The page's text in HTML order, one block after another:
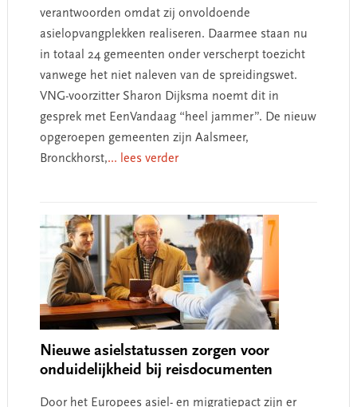
verantwoorden omdat zij onvoldoende
asielopvangplekken realiseren. Daarmee staan nu
in totaal 24 gemeenten onder verscherpt toezicht
vanwege het niet naleven van de spreidingswet.
VNG-voorzitter Sharon Dijksma noemt dit in
gesprek met EenVandaag “heel jammer”. De nieuw
opgeroepen gemeenten zijn Aalsmeer,
Bronckhorst,... lees verder
Nieuwe asielstatussen zorgen voor
onduidelijkheid bij reisdocumenten
Door het Europees asiel- en migratiepact zijn er